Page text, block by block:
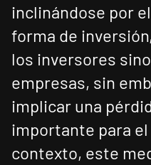
inclinándose por el
forma de
los inversores
empresas, sin
implicar una
importante para
contexto, este